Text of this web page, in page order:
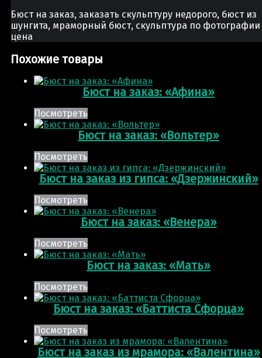
Бюст на заказ, заказать скульптуру недорого, бюст из
шунгита, мраморный бюст, скульптура по фотографии
цена
Похожие товары
Бюст на заказ: «Афина»
Посмотреть
Бюст на заказ: «Вольтер»
Посмотреть
Бюст на заказ из гипса: «Дзержинский»
Посмотреть
Бюст на заказ: «Венера»
Посмотреть
Бюст на заказ: «Мать»
Посмотреть
Бюст на заказ: «Баттиста Сфорца»
Посмотреть
Бюст на заказ из мрамора: «Валентина»